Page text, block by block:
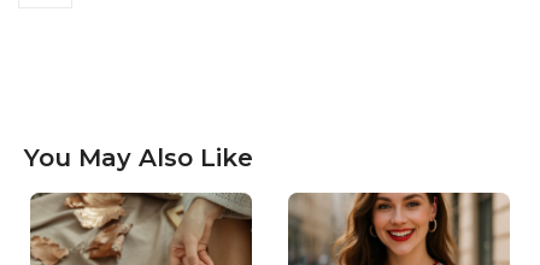
You May Also Like